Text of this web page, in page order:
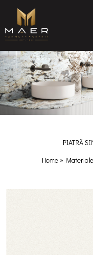
PIATRĂ
Home » Materiale